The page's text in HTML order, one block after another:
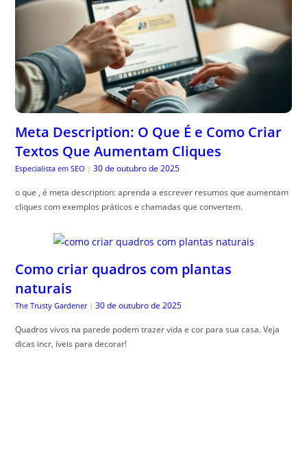
Meta Description: O Que É e Como Criar
Textos Que Aumentam Cliques
Especialista em SEO | 30 de outubro de 2025
o que , é meta description: aprenda a escrever resumos que aumentam
cliques com exemplos práticos e chamadas que convertem.
Como criar quadros com plantas
naturais
The Trusty Gardener | 30 de outubro de 2025
Quadros vivos na parede podem trazer vida e cor para sua casa. Veja
dicas incr, íveis para decorar!